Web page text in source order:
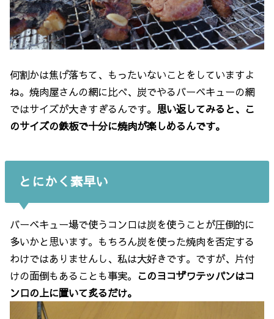
何割かは焦げ落ちて、もったいないことをしていますよ
ね。焼肉屋さんの網に比べ、炭でやるバーベキューの網
ではサイズが大きすぎるんです。 思い返してみると、こ
のサイズの鉄板で十分に焼肉が楽しめるんです。
とにかく素早い
バーベキュー場で使うコンロは炭を使うことが圧倒的に
多いかと思います。もちろん炭を使った焼肉を否定する
わけではありませんし、私は大好きです。ですが、片付
けの面倒もあることも事実。 このヨコザワテッパンはコ
ンロの上に置いて炙るだけ。